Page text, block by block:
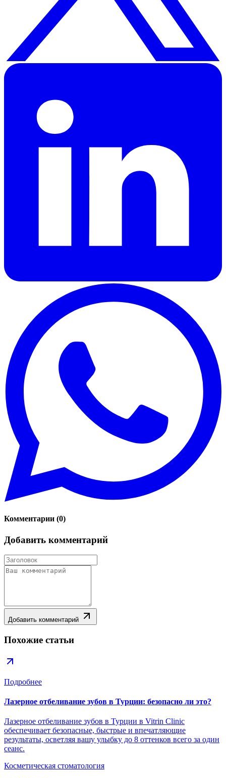
Комментарии (0)
Добавить комментарий
Добавить комментарий
Похожие статьи
Подробнее
Лазерное отбеливание зубов в Турции: безопасно ли это?
Лазерное отбеливание зубов в Турции в Vitrin Clinic
обеспечивает безопасные, быстрые и впечатляющие
результаты, осветляя вашу улыбку до 8 оттенков всего за один
сеанс.
Косметическая стоматология